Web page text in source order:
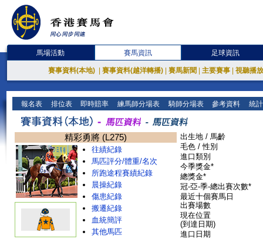
馬場活動 賽馬資訊 足球資訊
賽事資料(本地) 賽事資料(越洋轉播) 賽馬新聞 主要賽事 視聽播
報名表 排位表 即時賠率 練馬師分場表 騎師分場表 參考資料 統
精彩勇將 (L275)
往績紀錄
馬匹評分/體重/名次
所跑途程賽績紀錄
晨操紀錄
傷患紀錄
搬遷紀錄
血統簡評
其他馬匹
出生地 / 馬齡
毛色 / 性別
進口類別
今季獎金*
總獎金*
冠-亞-季-總出賽次數*
最近十個賽馬日
出賽場數
現在位置
(到達日期)
進口日期